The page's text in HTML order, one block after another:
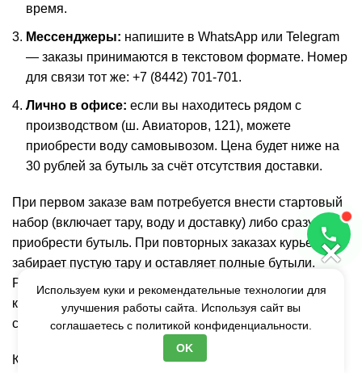
время.
Мессенджеры: напишите в WhatsApp или Telegram
— заказы принимаются в текстовом формате. Номер
для связи тот же: +7 (8442) 701-701.
Лично в офисе: если вы находитесь рядом с
производством (ш. Авиаторов, 121), можете
приобрести воду самовывозом. Цена будет ниже на
30 рублей за бутыль за счёт отсутствия доставки.
При первом заказе вам потребуется внести стартовый
набор (включает тару, воду и доставку) либо сразу
приобрести бутыль. При повторных заказах курьер
забирает пустую тару и оставляет полные бутыли.
Рекомендуем при заказе дополнительно приобрести
кулер или помпу, если у вас их ещё нет — так вы
сможете пользоваться водой сразу после доставки.
Компания «Кристальная» принимает оплату
×
Используем куки и рекомендательные технологии для
улучшения работы сайта. Используя сайт вы
соглашаетесь с политикой конфиденциальности.
OK